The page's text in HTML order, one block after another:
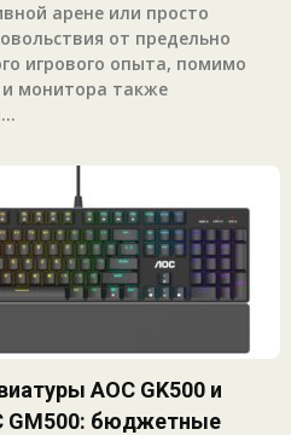
арене или просто
от предельно
игрового опыта, помимо
монитора также
AOC GK500 и
GM500: бюджетные